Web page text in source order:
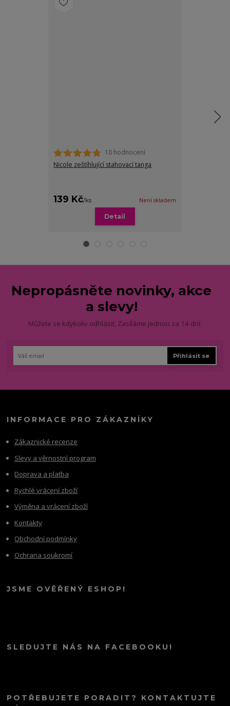
10 hodnocení
Nicole zeštíhlující stahovací tanga
139 Kč/ks Není skladem
Detail
Nepropásněte novinky, akce
a slevy!
Můžete se kdykoliv odhlásit. Zasíláme jednou za 14 dní.
Přihlásit se
INFORMACE PRO ZÁKAZNÍKY
Zákaznické recenze
Slevy a věrnostní program
Doprava a platba
Rychlé vrácení zboží
Výměna a vrácení zboží
Kontakty
Obchodní podmínky
Ochrana soukromí
JSME OVĚŘENÝ ESHOP!
SLEDUJTE NÁS NA FACEBOOKU!
POTŘEBUJETE PORADIT? KONTAKTUJTE